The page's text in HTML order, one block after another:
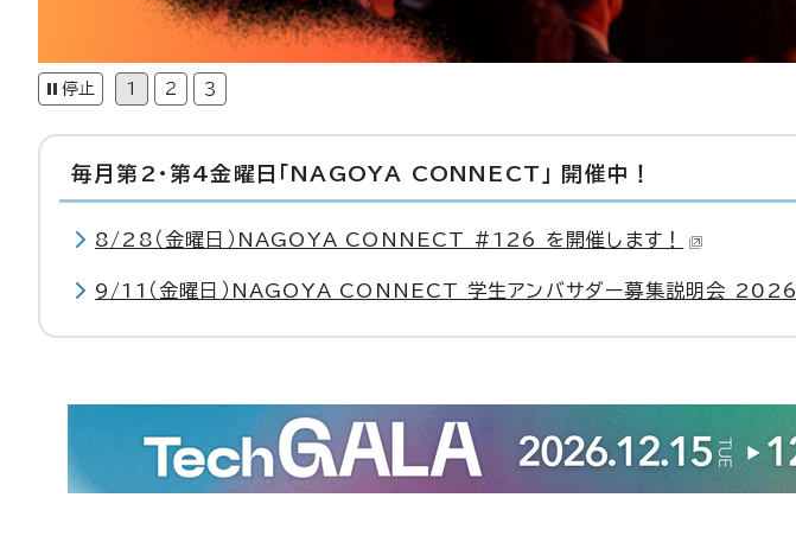
毎月第2・第4金曜日「NAGOYA CONNECT」 開催中！
8/28（金曜日）NAGOYA CONNECT #126 を開催します！
9/11（金曜日）NAGOYA CONNECT 学生アンバサダー募集説明会 2026